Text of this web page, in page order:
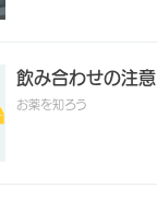
飲み合わせの注意
お薬を知ろう